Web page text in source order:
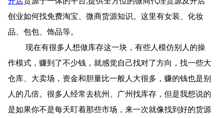
创业如何找免费淘宝、微商货源知识。这里有女装、化妆
品、包包、饰品等。
现在有很多人想做库存这一块，有些人模仿别人的操
作模式，赚到了不少钱，就感觉自己找对了方向，找一些大
仓库、大卖场，资金和胆量比一般人大很多，赚的钱也是别
人的几倍。很多人经常去杭州、广州找库存，但是我想说的
是如果你不是每天盯着那些市场，来一次就像找到好的货源